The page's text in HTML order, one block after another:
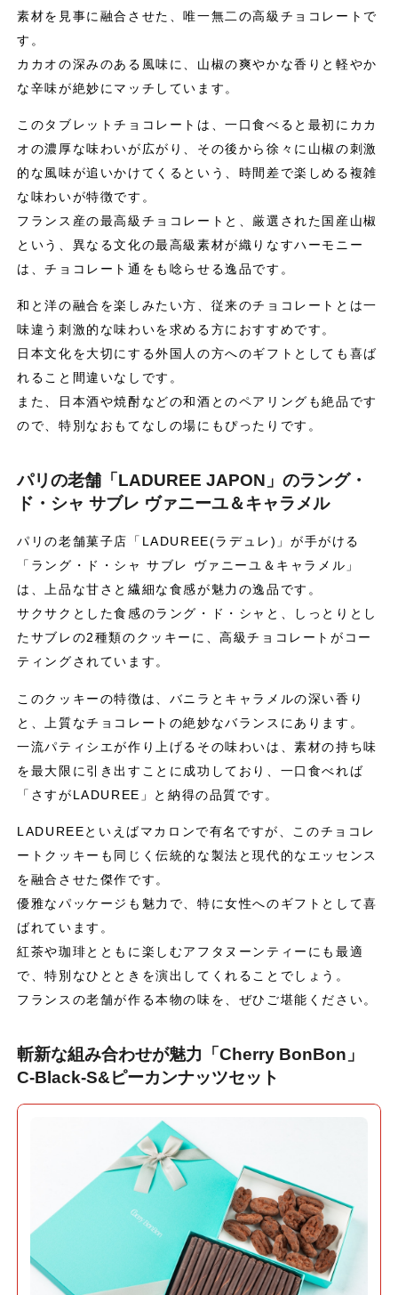
素材を見事に融合させた、唯一無二の高級チョコレートで
す。
カカオの深みのある風味に、山椒の爽やかな香りと軽やか
な辛味が絶妙にマッチしています。
このタブレットチョコレートは、一口食べると最初にカカ
オの濃厚な味わいが広がり、その後から徐々に山椒の刺激
的な風味が追いかけてくるという、時間差で楽しめる複雑
な味わいが特徴です。
フランス産の最高級チョコレートと、厳選された国産山椒
という、異なる文化の最高級素材が織りなすハーモニー
は、チョコレート通をも唸らせる逸品です。
和と洋の融合を楽しみたい方、従来のチョコレートとは一
味違う刺激的な味わいを求める方におすすめです。
日本文化を大切にする外国人の方へのギフトとしても喜ば
れること間違いなしです。
また、日本酒や焼酎などの和酒とのペアリングも絶品です
ので、特別なおもてなしの場にもぴったりです。
パリの老舗「LADUREE JAPON」のラング・
ド・シャ サブレ ヴァニーユ＆キャラメル
パリの老舗菓子店「LADUREE(ラデュレ)」が手がける
「ラング・ド・シャ サブレ ヴァニーユ＆キャラメル」
は、上品な甘さと繊細な食感が魅力の逸品です。
サクサクとした食感のラング・ド・シャと、しっとりとし
たサブレの2種類のクッキーに、高級チョコレートがコー
ティングされています。
このクッキーの特徴は、バニラとキャラメルの深い香り
と、上質なチョコレートの絶妙なバランスにあります。
一流パティシエが作り上げるその味わいは、素材の持ち味
を最大限に引き出すことに成功しており、一口食べれば
「さすがLADUREE」と納得の品質です。
LADUREEといえばマカロンで有名ですが、このチョコレ
ートクッキーも同じく伝統的な製法と現代的なエッセンス
を融合させた傑作です。
優雅なパッケージも魅力で、特に女性へのギフトとして喜
ばれています。
紅茶や珈琲とともに楽しむアフタヌーンティーにも最適
で、特別なひとときを演出してくれることでしょう。
フランスの老舗が作る本物の味を、ぜひご堪能ください。
斬新な組み合わせが魅力「Cherry BonBon」
C-Black-S&ピーカンナッツセット